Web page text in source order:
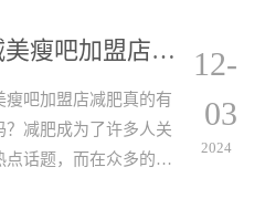
丽减美瘦吧加盟店减肥真的有效果吗？
瘦吧加盟店减肥真的有
？减肥成为了许多人关
点话题，而在众多的减
12-
03
2024